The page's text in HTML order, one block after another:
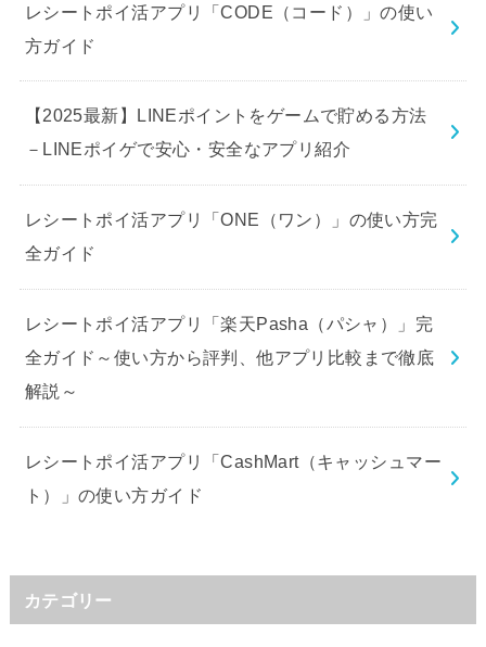
レシートポイ活アプリ「CODE（コード）」の使い
方ガイド
【2025最新】LINEポイントをゲームで貯める方法
－LINEポイゲで安心・安全なアプリ紹介
レシートポイ活アプリ「ONE（ワン）」の使い方完
全ガイド
レシートポイ活アプリ「楽天Pasha（パシャ）」完
全ガイド～使い方から評判、他アプリ比較まで徹底
解説～
レシートポイ活アプリ「CashMart（キャッシュマー
ト）」の使い方ガイド
カテゴリー